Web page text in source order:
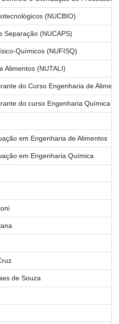
(NUCBIO)
Separação (NUCAPS)
Químicos (NUFISQ)
Alimentos (NUTALI)
do Curso Engenharia de
do curso Engenharia Química
em Engenharia de Alimentos
em Engenharia Química
de Souza